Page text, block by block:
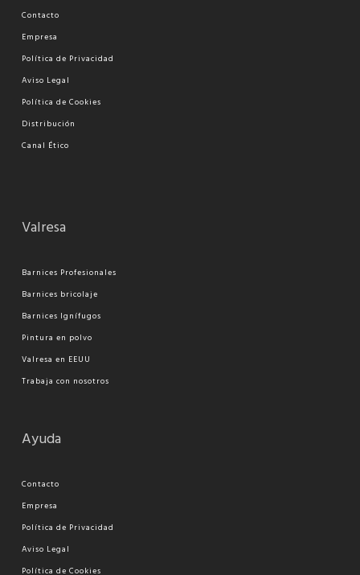
Contacto
Empresa
Política de Privacidad
Aviso Legal
Política de Cookies
Distribución
Canal Ético
Valresa
Barnices Profesionales
Barnices bricolaje
Barnices Ignífugos
Pintura en polvo
Valresa en EEUU
Trabaja con nosotros
Ayuda
Contacto
Empresa
Política de Privacidad
Aviso Legal
Política de Cookies